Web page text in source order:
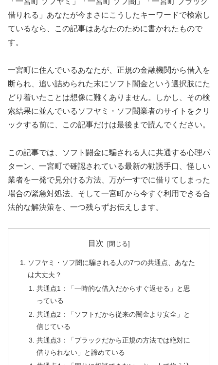
借りれる」あなたが今まさにこうしたキーワードで検索し
ているなら、この記事はあなたのために書かれたもので
す。
一宮町に住んでいるあなたが、正規の金融機関から借入を
断られ、追い詰められた末にソフト闇金という選択肢にた
どり着いたことは想像に難くありません。しかし、その検
索結果に並んでいるソフヤミ・ソフ闇業者のサイトをクリ
ックする前に、この記事だけは最後まで読んでください。
この記事では、ソフト闘金に騙される人に共通する心理パ
ターン、一宮町で確認されている最新の勧誘手口、怪しい
業者を一発で見分ける方法、万が一すでに借りてしまった
場合の緊急対処法、そして一宮町から今すぐ利用できる合
法的な解決策を、一つ残らずお伝えします。
目次
ソフヤミ・ソフ闇に騙される人の7つの共通点、あなた
は大丈夫？
共通点1：「一時的な借入だからすぐ返せる」と思
っている
共通点2：「ソフトだから従来の闇金より安全」と
信じている
共通点3：「ブラックだから正規の方法では絶対に
借りられない」と諦めている